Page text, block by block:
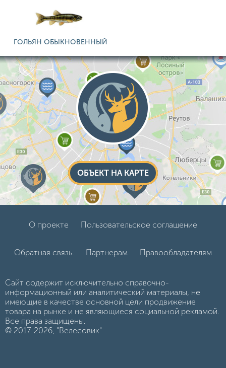
ГОЛЬЯН ОБЫКНОВЕННЫЙ
ОБЪЕКТ НА КАРТЕ
О проекте Пользовательское соглашение
Обратная связь. Партнерам Правообладателям
Сайт содержит исключительно справочно-
информационный или аналитический материалы, не
имеющие в качестве основной цели продвижение
товара на рынке и не являющиеся социальной рекламой.
Все права защищены.
© 2017-2026, "Велесовик"